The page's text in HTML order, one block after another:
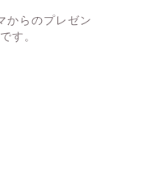
からのプレゼン
す。